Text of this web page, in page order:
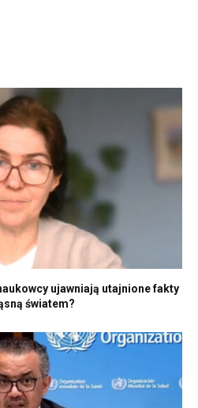
ujawniają utajnione fakty
światem?